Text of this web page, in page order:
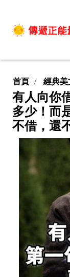
首頁 經典美
有人向你
多少！而
不借，還